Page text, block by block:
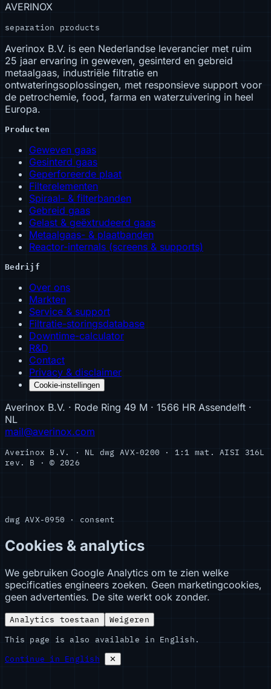
AVERINOX
separation products
Averinox B.V. is een Nederlandse leverancier met ruim
25 jaar ervaring in geweven, gesinterd en gebreid
metaalgaas, industriële filtratie en
ontwateringsoplossingen, met responsieve support voor
de petrochemie, food, farma en waterzuivering in heel
Europa.
Producten
Geweven gaas
Gesinterd gaas
Geperforeerde plaat
Filterelementen
Spiraal- & filterbanden
Gebreid gaas
Gelast & geëxtrudeerd gaas
Metaalgaas- & plaatbanden
Reactor-internals (screens & supports)
Bedrijf
Over ons
Markten
Service & support
Filtratie-storingsdatabase
Downtime-calculator
R&D
Contact
Privacy & disclaimer
Cookie-instellingen
Averinox B.V. · Rode Ring 49 M · 1566 HR Assendelft ·
NL
mail@averinox.com
Averinox B.V. · NL dwg AVX-0200 · 1:1 mat. AISI 316L
rev. B · © 2026
dwg AVX-0950 · consent
Cookies & analytics
We gebruiken Google Analytics om te zien welke
specificaties engineers zoeken. Geen marketingcookies,
geen advertenties. De site werkt ook zonder.
Analytics toestaan
Weigeren
This page is also available in English.
Continue in English
✕